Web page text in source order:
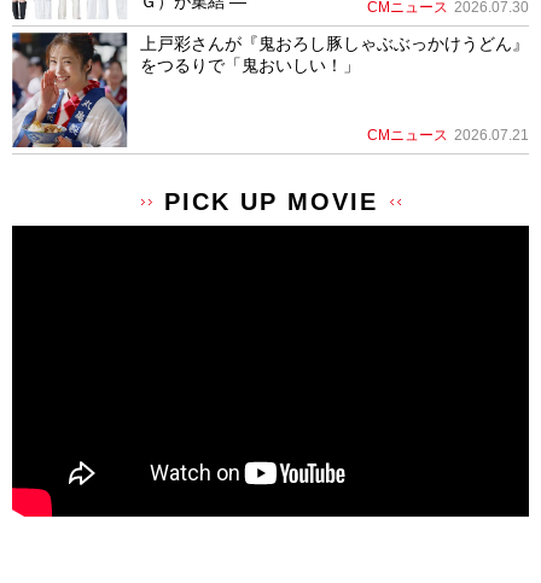
CMニュース 2026.07.30
上戸彩さんが『鬼おろし豚しゃぶぶっかけうどん』
をつるりで「鬼おいしい！」
CMニュース 2026.07.21
PICK UP MOVIE